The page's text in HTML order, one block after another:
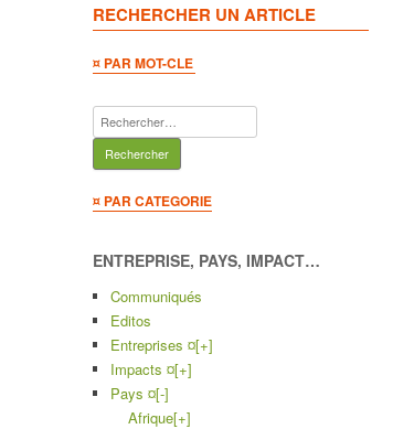
RECHERCHER UN ARTICLE
¤ PAR MOT-CLE
Rechercher :
¤ PAR CATEGORIE
ENTREPRISE, PAYS, IMPACT…
Communiqués
Editos
Entreprises ¤[+]
Impacts ¤[+]
Pays ¤[-]
Afrique[+]